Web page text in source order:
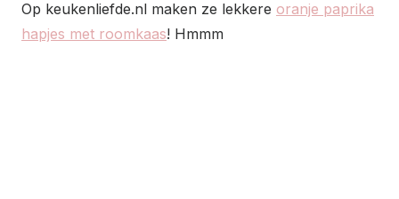
Op keukenliefde.nl maken ze lekkere oranje paprika
hapjes met roomkaas! Hmmm